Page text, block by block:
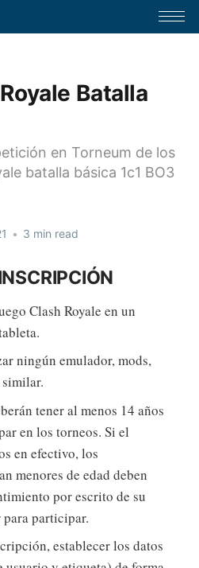
Batalla
en Torneum de los
batalla básica 1c1 BO3
• 3 min read
Clash Royale en un
ningún emulador, mods,
tener al menos 14 años
en los torneos. Si el
en efectivo, los
menores de edad deben
por escrito de su
participar.
establecer los datos